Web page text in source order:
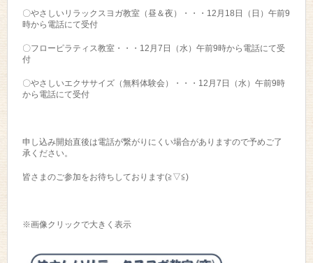
〇やさしいリラックスヨガ教室（昼＆夜）・・・12月18日（日）午前9
時から電話にて受付
〇フローピラティス教室・・・12月7日（水）午前9時から電話にて受
付
〇やさしいエクササイズ（無料体験会）・・・12月7日（水）午前9時
から電話にて受付
申し込み開始直後は電話が繋がりにくい場合がありますので予めご了
承ください。
皆さまのご参加をお待ちしております(≧▽≦)
※画像クリックで大きく表示